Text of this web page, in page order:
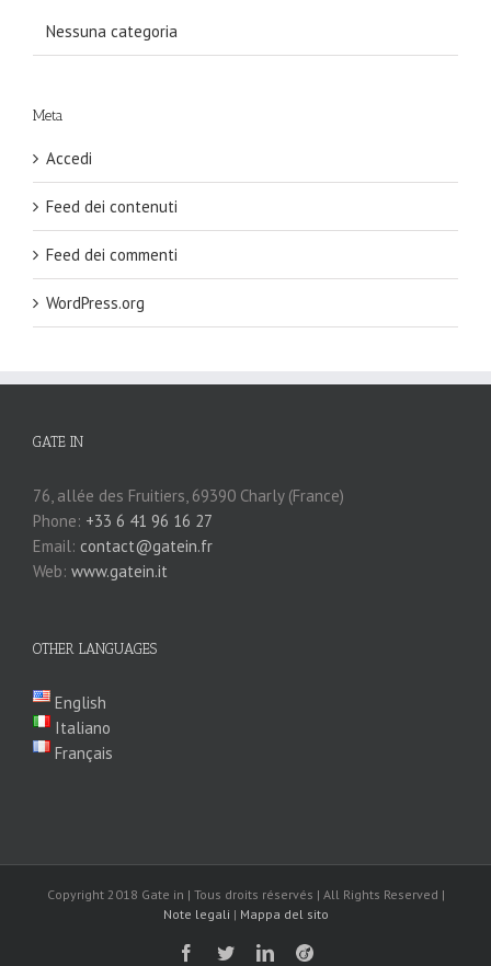
Nessuna categoria
Meta
Accedi
Feed dei contenuti
Feed dei commenti
WordPress.org
GATE IN
76, allée des Fruitiers, 69390 Charly (France)
Phone: +33 6 41 96 16 27
Email: contact@gatein.fr
Web: www.gatein.it
OTHER LANGUAGES
English
Italiano
Français
Copyright 2018 Gate in | Tous droits réservés | All Rights Reserved |
Note legali | Mappa del sito
Facebook
TwitterLinkedIn
Viadeo